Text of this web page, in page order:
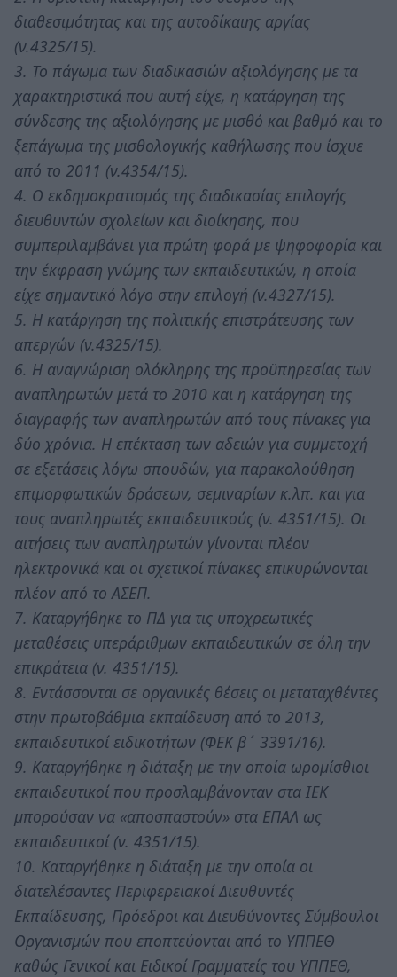
διαθεσιμότητας και της αυτοδίκαιης αργίας
(ν.4325/15).
3. Το πάγωμα των διαδικασιών αξιολόγησης με τα
χαρακτηριστικά που αυτή είχε, η κατάργηση της
σύνδεσης της αξιολόγησης με μισθό και βαθμό και το
ξεπάγωμα της μισθολογικής καθήλωσης που ίσχυε
από το 2011 (ν.4354/15).
4. Ο εκδημοκρατισμός της διαδικασίας επιλογής
διευθυντών σχολείων και διοίκησης, που
συμπεριλαμβάνει για πρώτη φορά με ψηφοφορία και
την έκφραση γνώμης των εκπαιδευτικών, η οποία
είχε σημαντικό λόγο στην επιλογή (ν.4327/15).
5. Η κατάργηση της πολιτικής επιστράτευσης των
απεργών (ν.4325/15).
6. Η αναγνώριση ολόκληρης της προϋπηρεσίας των
αναπληρωτών μετά το 2010 και η κατάργηση της
διαγραφής των αναπληρωτών από τους πίνακες για
δύο χρόνια. Η επέκταση των αδειών για συμμετοχή
σε εξετάσεις λόγω σπουδών, για παρακολούθηση
επιμορφωτικών δράσεων, σεμιναρίων κ.λπ. και για
τους αναπληρωτές εκπαιδευτικούς (ν. 4351/15). Οι
αιτήσεις των αναπληρωτών γίνονται πλέον
ηλεκτρονικά και οι σχετικοί πίνακες επικυρώνονται
πλέον από το ΑΣΕΠ.
7. Καταργήθηκε το ΠΔ για τις υποχρεωτικές
μεταθέσεις υπεράριθμων εκπαιδευτικών σε όλη την
επικράτεια (ν. 4351/15).
8. Εντάσσονται σε οργανικές θέσεις οι μεταταχθέντες
στην πρωτοβάθμια εκπαίδευση από το 2013,
εκπαιδευτικοί ειδικοτήτων (ΦΕΚ β΄ 3391/16).
9. Καταργήθηκε η διάταξη με την οποία ωρομίσθιοι
εκπαιδευτικοί που προσλαμβάνονταν στα ΙΕΚ
μπορούσαν να «αποσπαστούν» στα ΕΠΑΛ ως
εκπαιδευτικοί (ν. 4351/15).
10. Καταργήθηκε η διάταξη με την οποία οι
διατελέσαντες Περιφερειακοί Διευθυντές
Εκπαίδευσης, Πρόεδροι και Διευθύνοντες Σύμβουλοι
Οργανισμών που εποπτεύονται από το ΥΠΠΕΘ
καθώς Γενικοί και Ειδικοί Γραμματείς του ΥΠΠΕΘ,